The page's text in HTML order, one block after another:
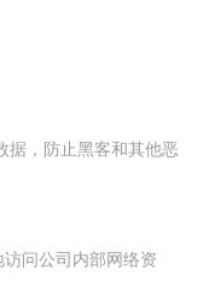
据，防止黑客和其他恶
问公司内部网络资